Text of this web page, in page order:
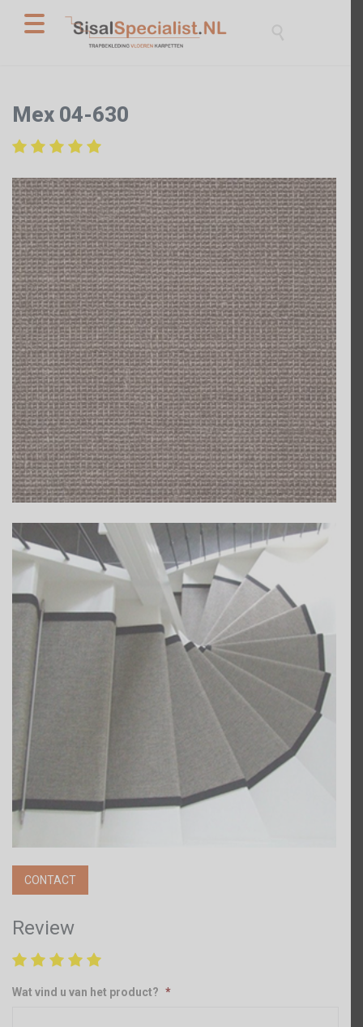
Mex 04-630
CONTACT
Review
Wat vind u van het product? *